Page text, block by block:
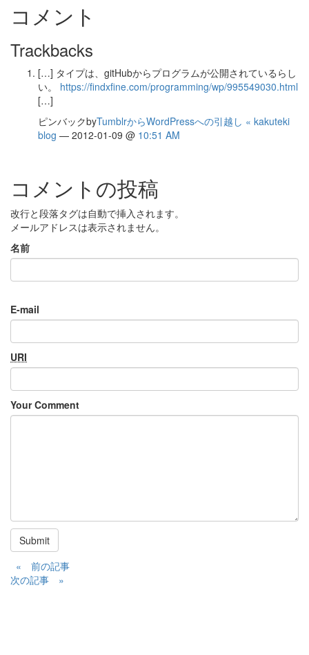
コメント
Trackbacks
[…] タイプは、gitHubからプログラムが公開されているらし
い。 https://findxfine.com/programming/wp/995549030.html
[…]
ピンバックbyTumblrからWordPressへの引越し « kakuteki
blog — 2012-01-09 @ 10:51 AM
コメントの投稿
改行と段落タグは自動で挿入されます。
メールアドレスは表示されません。
名前
E-mail
URI
Your Comment
Submit
« 前の記事
次の記事 »